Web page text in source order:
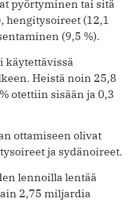
pyörtyminen tai sitä
hengitysoireet (12,1
(9,5 %).
käytettävissä
Heistä noin 25,8
otettiin sisään ja 0,3
ottamiseen olivat
ja sydänoireet.
lennoilla lentää
2,75 miljardia